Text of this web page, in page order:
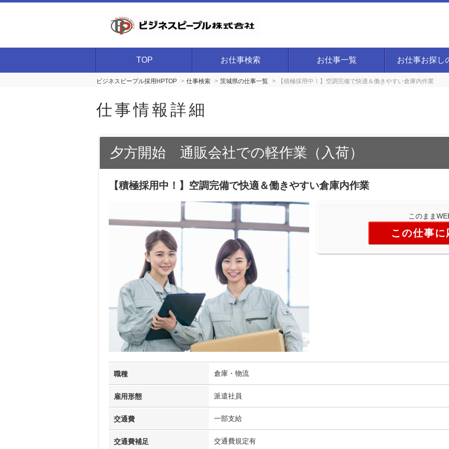
TOP お仕事検索 お仕事一覧 お仕事お探し
ビジネスピープル採用HPTOP 仕事検索 茨城県の仕事一覧 【積極採用中！】空調完備で快適＆働きやすい倉庫内作業
仕事情報詳細
夕方開始 通販会社での軽作業（入荷）
【積極採用中！】空調完備で快適＆働きやすい倉庫内作業
このまま
この仕事
職種 倉庫・物流
雇用形態 派遣社員
交通費 一部支給
交通費補足 交通費規定有